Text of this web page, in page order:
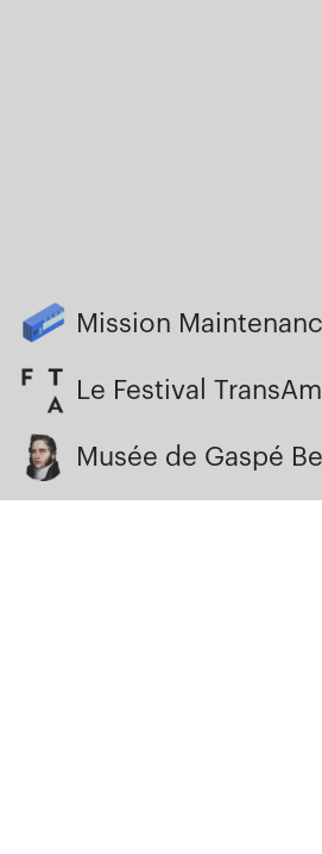
Mission
Le Festival
Musée de Gaspé
6640 de l’Esplanade #201, Montréal